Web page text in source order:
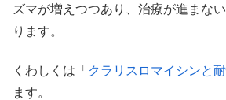
ズマが増えつつあり、治療が進まな
ります。
くわしくは「 クラリスロマイシンと
ます。